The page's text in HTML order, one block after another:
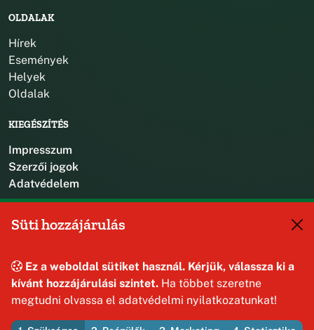
OLDALAK
Hírek
Események
Helyek
Oldalak
KIEGÉSZÍTÉS
Impresszum
Szerzői jogok
Adatvédelem
8192 Hajmáskér, Kossuth Lajos u. 31.
Süti hozzájárulás
Ez a weboldal sütiket használ. Kérjük, válassza ki a
kívánt hozzájárulási szintet. Ha többet szeretne
megtudni olvassa el adatvédelmi nyilatkozatunkat!